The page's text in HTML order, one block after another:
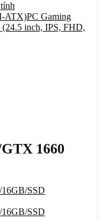
PC Gaming
1660